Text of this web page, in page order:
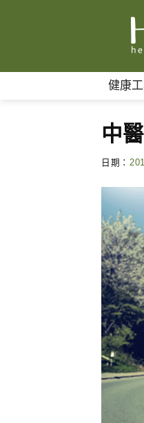
健康
中
日期：